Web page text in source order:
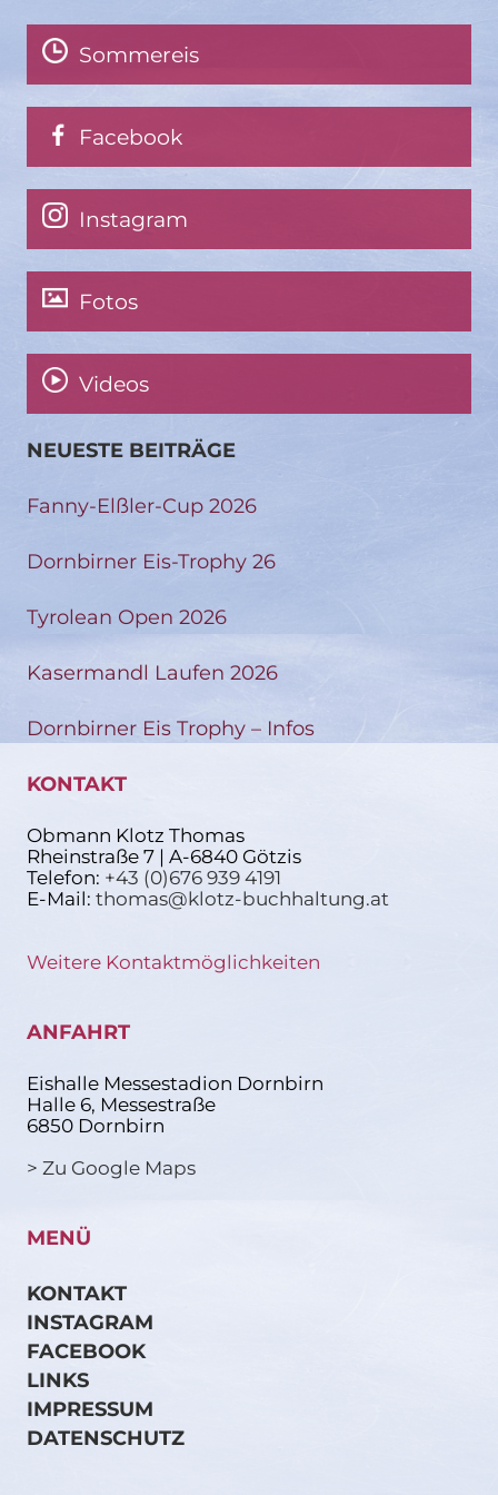
Sommereis
Facebook
Instagram
Fotos
Videos
NEUESTE BEITRÄGE
Fanny-Elßler-Cup 2026
Dornbirner Eis-Trophy 26
Tyrolean Open 2026
Kasermandl Laufen 2026
Dornbirner Eis Trophy – Infos
KONTAKT
Obmann Klotz Thomas
Rheinstraße 7 | A-6840 Götzis
Telefon: +43 (0)676 939 4191
E-Mail: thomas@klotz-buchhaltung.at
Weitere Kontaktmöglichkeiten
ANFAHRT
Eishalle Messestadion Dornbirn
Halle 6, Messestraße
6850 Dornbirn
> Zu Google Maps
MENÜ
KONTAKT
INSTAGRAM
FACEBOOK
LINKS
IMPRESSUM
DATENSCHUTZ